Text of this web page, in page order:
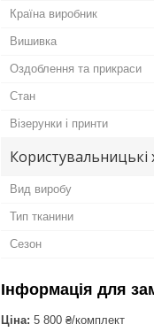
Країна виробник
Вишивка
Оздоблення та прикраси
Стан
Візерунки і принти
Користувальницькі
Вид виробу
Тип тканини
Сезон
Інформація для
Ціна: 5 800 ₴/комплект